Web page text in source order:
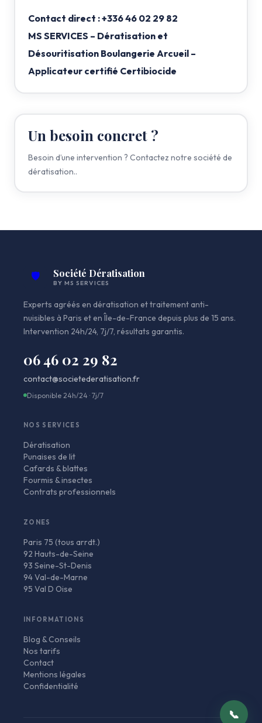
Contact direct : +336 46 02 29 82
MS SERVICES – Dératisation et
Désouritisation Boulangerie Arcueil –
Applicateur certifié Certibiocide
Un besoin concret ?
Besoin d’une intervention ? Contactez notre société de
dératisation..
🛡️ Société Dératisation
BY MS SERVICES
Experts agréés en dératisation et traitement anti-
nuisibles à Paris et en Île-de-France depuis plus de 15 ans.
Intervention 24h/24, 7j/7, résultats garantis.
06 46 02 29 82
contact@societederatisation.fr
Disponible 24h/24 · 7j/7
NOS SERVICES
Dératisation
Punaises de lit
Cafards & blattes
Fourmis & insectes
Contrats professionnels
ZONES
Paris 75 (tous arrdt.)
92 Hauts-de-Seine
93 Seine-St-Denis
94 Val-de-Marne
95 Val D Oise
INFORMATIONS
Blog & Conseils
Nos tarifs
Contact
Mentions légales
Confidentialité
📞